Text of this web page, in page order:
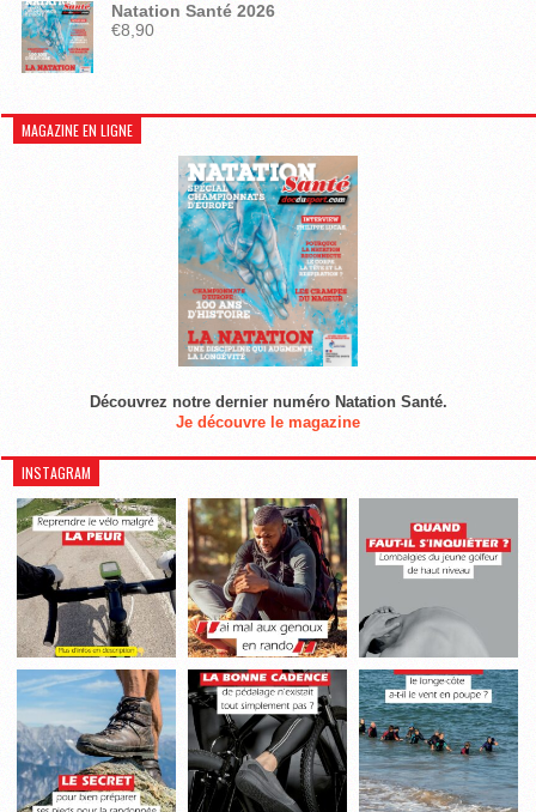
Natation Santé 2026
€8,90
MAGAZINE EN LIGNE
Découvrez notre dernier numéro Natation Santé.
Je découvre le magazine
INSTAGRAM